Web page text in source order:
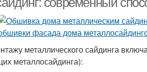
металлического сайдинга
металлосайдинга):